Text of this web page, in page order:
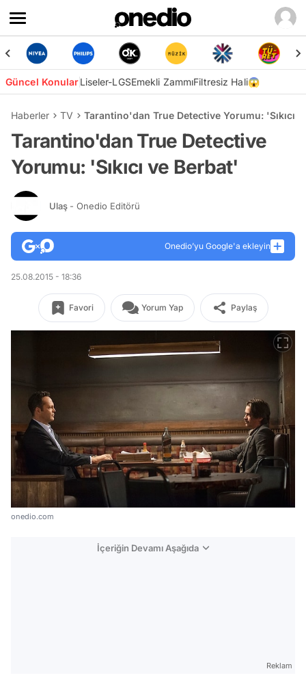
Güncel KonularLiseler-LGSEmekli ZammıFiltresiz Hali😱
Haberler TV Tarantino'dan True Detective Yorumu: 'Sıkıcı
Tarantino'dan True Detective
Yorumu: 'Sıkıcı ve Berbat'
Ulaş - Onedio Editörü
Onedio’yu Google'a ekleyin
25.08.2015 - 18:36
Favori Yorum Yap Paylaş
onedio.com
İçeriğin Devamı Aşağıda
Reklam